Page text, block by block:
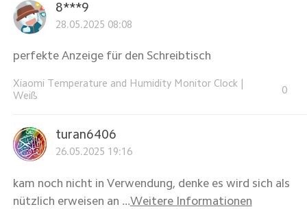
8***9
28.05.2025 08:08
perfekte Anzeige für den Schreibtisch
Xiaomi Temperature and Humidity Monitor Clock
Weiß
0
turan6406
26.05.2025 19:16
kam noch nicht in Verwendung, denke es wird sich als
nützlich erweisen an ...Weitere Informationen